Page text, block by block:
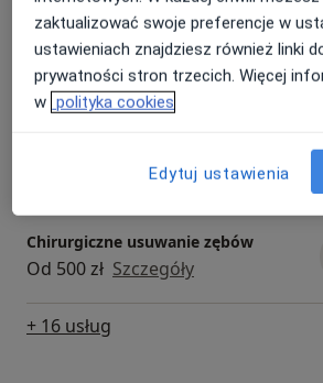
Konsultacja implantologiczna
250 zł Szczegóły
Szczegóły
Chirurgiczne usuwanie zębów
Od 500 zł Szczegóły
+ 16 usług
zaktualizować swoje preferencje w
ustawieniach znajdziesz również linki
prywatności stron trzecich. Więcej
w polityka cookies
Edytuj ustawienia